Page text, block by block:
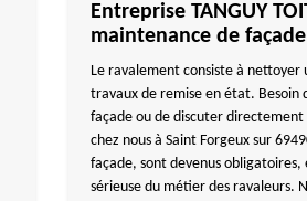
Entreprise TANGUY
maintenance de façade
Le ravalement consiste à nettoyer
travaux de remise en état. Besoin
façade ou de discuter directement
chez nous à Saint Forgeux sur
façade, sont devenus
sérieuse du métier des ravaleurs.